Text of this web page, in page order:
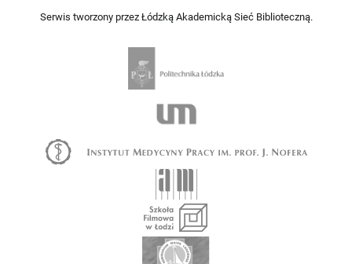
Serwis tworzony przez Łódzką Akademicką Sieć Biblioteczną.